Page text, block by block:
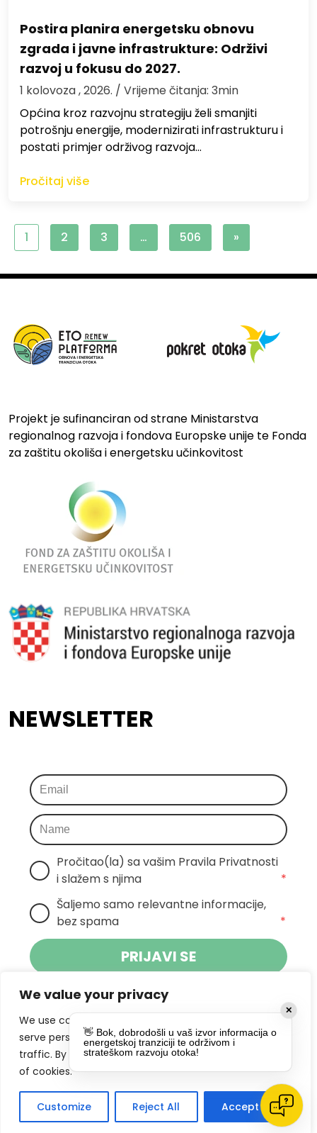
We value your privacy
We use cookies to enhance your browsing experience,
serve personalized ads or content, and analyze our
traffic. By clicking "Accept All", you consent to our use
of cookies.
Customize Reject All Accept All
Postira planira energetsku obnovu
zgrada i javne infrastrukture: Održivi
razvoj u fokusu do 2027.
1 kolovoza , 2026. / Vrijeme čitanja: 3min
Općina kroz razvojnu strategiju želi smanjiti
potrošnju energije, modernizirati infrastrukturu i
postati primjer održivog razvoja…
Pročitaj više
1 2 3 … 506 »
Projekt je sufinanciran od strane Ministarstva
regionalnog razvoja i fondova Europske unije te Fonda
za zaštitu okoliša i energetsku učinkovitost
NEWSLETTER
Pročitao(la) sa vašim Pravila Privatnosti
i slažem s njima
*
Šaljemo samo relevantne informacije,
bez spama
*
PRIJAVI SE
Klikom na gumb dajete suglasnost za
primanje novosti Pokreta Otoka te se
slažete spolitikom privatnosti.
DRUŠTVENE MREŽE
✕
👋 Bok, dobrodošli u vaš izvor informacija o
energetskoj tranziciji te održivom i
strateškom razvoju otoka!